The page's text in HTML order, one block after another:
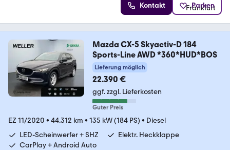
Kontakt Parken
Mazda CX-5 Skyactiv-D 184
Sports-Line AWD *360*HUD*BOS
Lieferung möglich
22.390 €
ggf. zzgl. Lieferkosten
Guter Preis
EZ 11/2020 • 44.312 km • 135 kW (184 PS) • Diesel
LED-Scheinwerfer + SHZ
Elektr. Heckklappe
CarPlay + Android Auto